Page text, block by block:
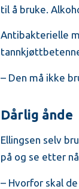
til å bruke.
Antibakterielle
– Den må ikke
Dårlig ånde
Ellingsen selv
på og se etter
– Hvorfor skal